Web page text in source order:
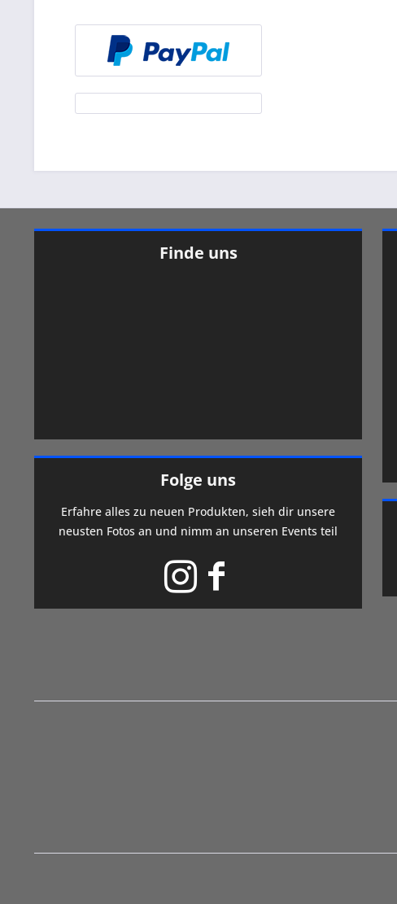
Finde uns
Folge uns
Erfahre alles zu neuen Produkten, sieh dir unsere
neusten Fotos an und nimm an unseren Events teil